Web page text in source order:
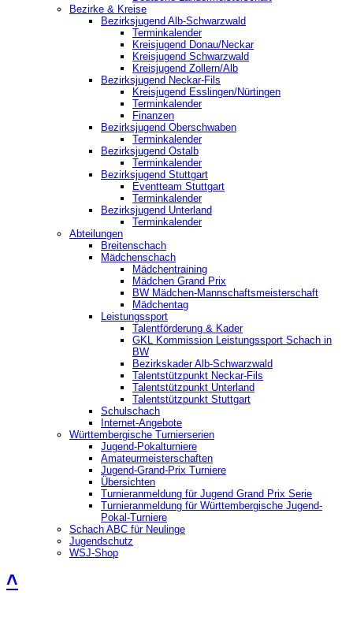
Bezirke & Kreise
Bezirksjugend Alb-Schwarzwald
Terminkalender
Kreisjugend Donau/Neckar
Kreisjugend Schwarzwald
Kreisjugend Zollern/Alb
Bezirksjugend Neckar-Fils
Kreisjugend ‎Esslingen/Nürtingen
Terminkalender
Finanzen
Bezirksjugend Oberschwaben
Terminkalender
Bezirksjugend Ostalb
Terminkalender
Bezirksjugend Stuttgart
‎Eventteam Stuttgart
Terminkalender
Bezirksjugend Unterland
Terminkalender
Abteilungen
Breitenschach
Mädchenschach
Mädchentraining
Mädchen Grand Prix
BW Mädchen-Mannschaftsmeisterschaft
Mädchentag
Leistungssport
Talentförderung & Kader
GKL Kommission Leistungssport Schach in
BW
Bezirkskader Alb-Schwarzwald
Talentstützpunkt Neckar-Fils
Talentstützpunkt Unterland
Talentstützpunkt Stuttgart
Schulschach
Internet-Angebote
Württembergische Turnierserien
Jugend-Pokalturniere
Amateurmeisterschaften
Jugend-Grand-Prix Turniere
Übersichten
Turnieranmeldung für Jugend Grand Prix Serie
Turnieranmeldung für Württembergische Jugend-
Pokal-Turniere
Schach ABC für Neulinge
Jugendschutz
WSJ-Shop
˄